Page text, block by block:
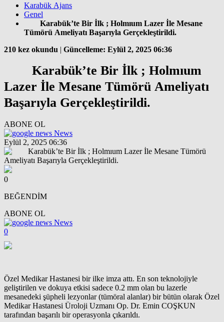
Karabük Ajans
Genel
Karabük’te Bir İlk ; Holmıum Lazer İle Mesane
Tümörü Ameliyatı Başarıyla Gerçekleştirildi.
210 kez okundu | Güncelleme: Eylül 2, 2025 06:36
Karabük’te Bir İlk ; Holmıum
Lazer İle Mesane Tümörü Ameliyatı
Başarıyla Gerçekleştirildi.
ABONE OL
News
Eylül 2, 2025 06:36
0
BEĞENDİM
ABONE OL
News
0
Özel Medikar Hastanesi bir ilke imza attı. En son teknolojiyle
geliştirilen ve dokuya etkisi sadece 0.2 mm olan bu lazerle
mesanedeki şüpheli lezyonlar (tümöral alanlar) bir bütün olarak Özel
Medikar Hastanesi Üroloji Uzmanı Op. Dr. Emin COŞKUN
tarafından başarılı bir operasyonla çıkarıldı.